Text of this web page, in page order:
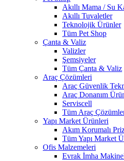
Akıllı Mama / Su
Akıllı Tuvaletler
Teknolojik Ürünler
Tüm Pet Shop
Çanta & Valiz
Valizler
Şemsiyeler
Tüm Çanta & Valiz
Araç Çözümleri
Araç Güvenlik
Araç Donanım
Serviscell
Tüm Araç
Yapı Market Ürünleri
Akım Korumalı
Tüm Yapı Market
Ofis Malzemeleri
Evrak İmha